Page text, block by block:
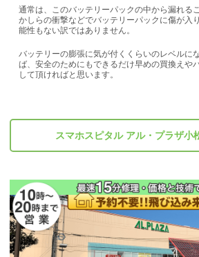
通常は、このバッテリーパックの中から漏れる
かしらの衝撃などでバッテリーパックに傷が入
能性もない訳ではありません。
バッテリーの膨張に気が付くくらいのレベルに
ば、安全のためにもできるだけ早めの買換えや
して頂ければと思います。
スマホスピタル アル・プラザ小